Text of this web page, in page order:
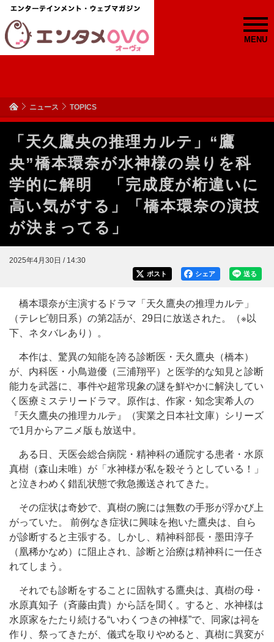
MENU
ニュース TOPICS
「天久鷹央の推理カルテ」“鷹
央”橋本環奈が水神様の祟りを科
学的に解明 「完成度が桁違いに
高い気がする」「橋本環奈の演技
が決まってる」
2025年4月30日 / 14:30
送る
シェア
ポスト
橋本環奈が主演するドラマ「天久鷹央の推理カルテ」
（テレビ朝日系）の第2話が、29日に放送された。（※以
下、ネタバレあり）。
本作は、驚異の知能を誇る診断医・天久鷹央（橋本）
が、内科医・小鳥遊優（三浦翔平）と医学的な知見と診断
能力を武器に、事件や超常現象の謎を鮮やかに解決してい
く医療ミステリードラマ。原作は、作家・知念実希人の
『天久鷹央の推理カルテ』（実業之日本社文庫）シリーズ
で1月からアニメ版も放送中。
ある日、天医会総合病院・精神科の通院する患者・水原
真樹（森山未唯）が「水神様が私を殺そうとしている！」
と泣きわめく錯乱状態で救急搬送されてきた。
その症状は奇妙で、真樹の腕には無数の手形が浮かび上
がっていた。 前例なき症状に興味を抱いた鷹央は、自ら
が診断すると主張する。しかし、精神科部長・墨田淳子
（凰稀かなめ）に阻止され、診断と治療は精神科に一任さ
れてしまう。
それでも診断をすることに固執する鷹央は、真樹の母・
水原真知子（斉藤由貴）から話を聞く。すると、水神様は
水原家をたたり続ける“いわくつきの神様”で、同家は祠を
作り、祭ってきたが、儀式を取りやめると、真樹に異変が